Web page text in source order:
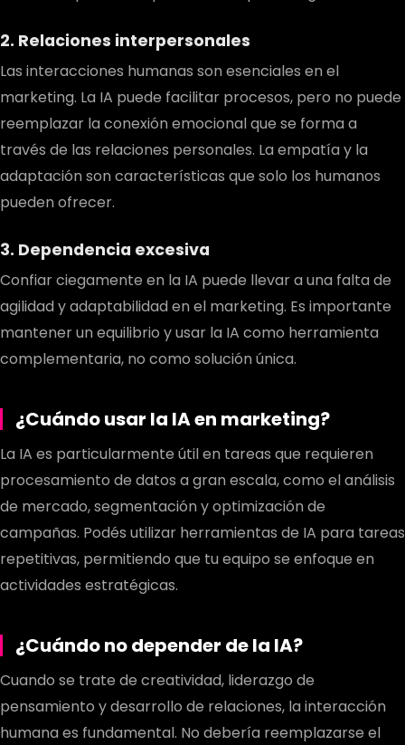
2. Relaciones interpersonales
Las interacciones humanas son esenciales en el
marketing. La IA puede facilitar procesos, pero no puede
reemplazar la conexión emocional que se forma a
través de las relaciones personales. La empatía y la
adaptación son características que solo los humanos
pueden ofrecer.
3. Dependencia excesiva
Confiar ciegamente en la IA puede llevar a una falta de
agilidad y adaptabilidad en el marketing. Es importante
mantener un equilibrio y usar la IA como herramienta
complementaria, no como solución única.
¿Cuándo usar la IA en marketing?
La IA es particularmente útil en tareas que requieren
procesamiento de datos a gran escala, como el análisis
de mercado, segmentación y optimización de
campañas. Podés utilizar herramientas de IA para tareas
repetitivas, permitiendo que tu equipo se enfoque en
actividades estratégicas.
¿Cuándo no depender de la IA?
Cuando se trate de creatividad, liderazgo de
pensamiento y desarrollo de relaciones, la interacción
humana es fundamental. No debería reemplazarse el